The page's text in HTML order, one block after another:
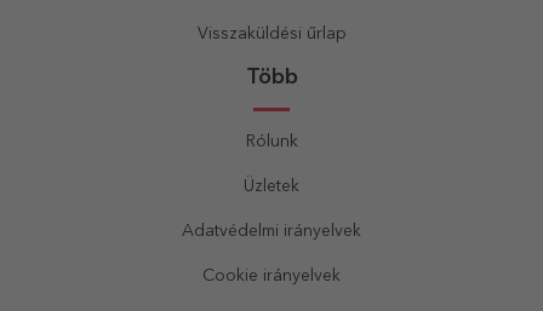
Visszaküldési űrlap
Több
Rólunk
Üzletek
Adatvédelmi irányelvek
Cookie irányelvek